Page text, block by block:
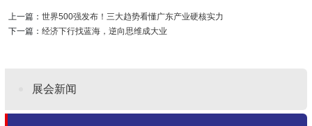
上一篇：世界500强发布！三大趋势看懂广东产业硬核实力
下一篇：经济下行找蓝海，逆向思维成大业
展会新闻